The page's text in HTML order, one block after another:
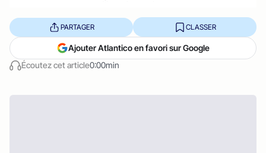
Écoutez cet article0:00min
PARTAGER CLASSER
Ajouter Atlantico en favori sur Google